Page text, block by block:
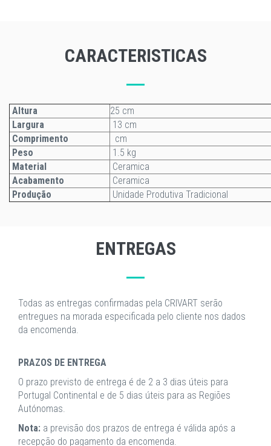
CARACTERISTICAS
Altura
25 cm
Largura
13 cm
Comprimento
cm
Peso
1.5 kg
Material
Ceramica
Acabamento
Ceramica
Produção
Unidade Produtiva Tradicional
ENTREGAS
Todas as entregas confirmadas pela CRIVART serão
entregues na morada especificada pelo cliente nos dados
da encomenda.
PRAZOS DE ENTREGA
O prazo previsto de entrega é de 2 a 3 dias úteis para
Portugal Continental e de 5 dias úteis para as Regiões
Autónomas.
Nota: a previsão dos prazos de entrega é válida após a
recepção do pagamento da encomenda.